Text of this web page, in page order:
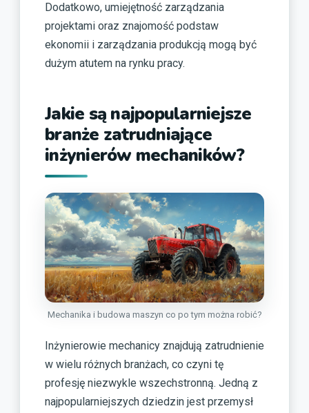
Dodatkowo, umiejętność zarządzania
projektami oraz znajomość podstaw
ekonomii i zarządzania produkcją mogą być
dużym atutem na rynku pracy.
Jakie są najpopularniejsze
branże zatrudniające
inżynierów mechaników?
Mechanika i budowa maszyn co po tym można robić?
Inżynierowie mechanicy znajdują zatrudnienie
w wielu różnych branżach, co czyni tę
profesję niezwykle wszechstronną. Jedną z
najpopularniejszych dziedzin jest przemysł